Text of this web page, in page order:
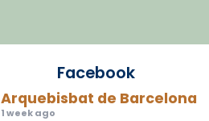
Facebook
Arquebisbat de Barcelona
1 week ago